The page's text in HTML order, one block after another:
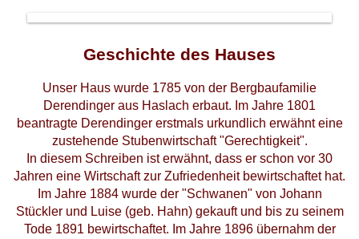
Geschichte des Hauses
Unser Haus wurde 1785 von der Bergbaufamilie
Derendinger aus Haslach erbaut. Im Jahre 1801
beantragte Derendinger erstmals urkundlich erwähnt eine
zustehende Stubenwirtschaft "Gerechtigkeit".
In diesem Schreiben ist erwähnt, dass er schon vor 30
Jahren eine Wirtschaft zur Zufriedenheit bewirtschaftet hat.
Im Jahre 1884 wurde der "Schwanen" von Johann
Stückler und Luise (geb. Hahn) gekauft und bis zu seinem
Tode 1891 bewirtschaftet. Im Jahre 1896 übernahm der